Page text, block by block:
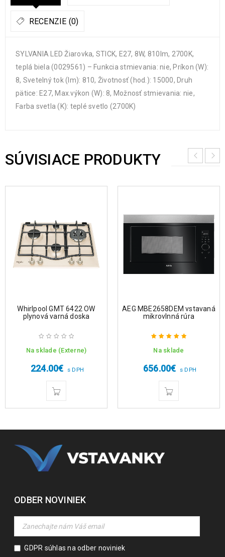
RECENZIE (0)
SYLVANIA LED Žiarovka, STICK, E27, 8W, 810lm, 2700K,
teplá biela (0029561) – Funkcia stmievania: nie, Príkon (W):
8, Svetelný tok (lm): 810, Životnosť (hod.): 15000, Druh
pätice: E27, Max.výkon (W): 8, Možnosť stmievania: nie,
Farba svetla (K): teplé svetlo (2700K)
SÚVISIACE PRODUKTY
Whirlpool GMT 6422 OW
plynová varná doska
Na sklade (Externe)
224.00€ s DPH
AEG MBE2658DEM vstavaná
mikrovlnná rúra
Hodnotenie
Na sklade
656.00€ s DPH
ODBER NOVINIEK
GDPR súhlas na odber noviniek